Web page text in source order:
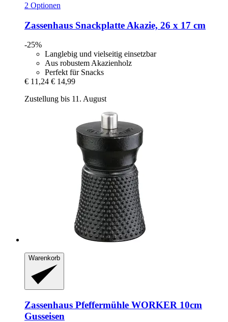
2 Optionen
Zassenhaus Snackplatte Akazie, 26 x 17 cm
-25%
Langlebig und vielseitig einsetzbar
Aus robustem Akazienholz
Perfekt für Snacks
€ 11,24 € 14,99
Zustellung bis 11. August
Warenkorb
Zassenhaus Pfeffermühle WORKER 10cm
Gusseisen